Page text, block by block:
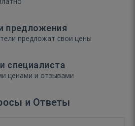
предложения
предложат свои цены
специалиста
ценами и отзывами
и Ответы